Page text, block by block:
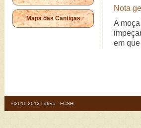
Mapa das Cantigas
Nota
A
em
©2011-2012 Littera - FCSH